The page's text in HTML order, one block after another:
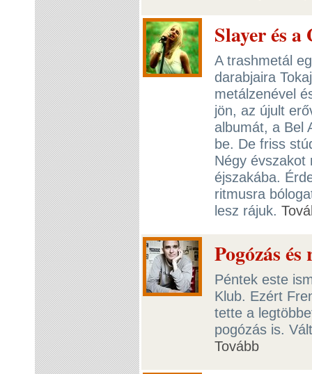
Slayer és
A trashmetál
darabjaira
metálzenével
jön, az újult
albumát, a Bel
be. De friss
Négy évszakot
éjszakába.
ritmusra
lesz rájuk.
Pogózás
Péntek este
Klub. Ezért
tette a
pogózás is.
Tovább